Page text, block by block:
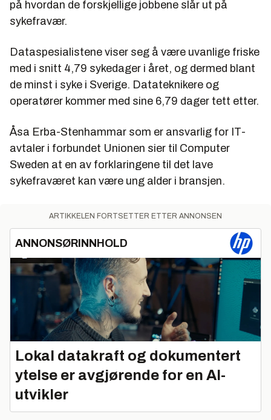
på hvordan de forskjellige jobbene slår ut på
sykefravær.
Dataspesialistene viser seg å være uvanlige friske
med i snitt 4,79 sykedager i året, og dermed blant
de minst i syke i Sverige. Datateknikere og
operatører kommer med sine 6,79 dager tett etter.
Åsa Erba-Stenhammar som er ansvarlig for IT-
avtaler i forbundet Unionen sier til Computer
Sweden at en av forklaringene til det lave
sykefraværet kan være ung alder i bransjen.
ARTIKKELEN FORTSETTER ETTER ANNONSEN
ANNONSØRINNHOLD
Lokal datakraft og dokumentert
ytelse er avgjørende for en AI-
utvikler